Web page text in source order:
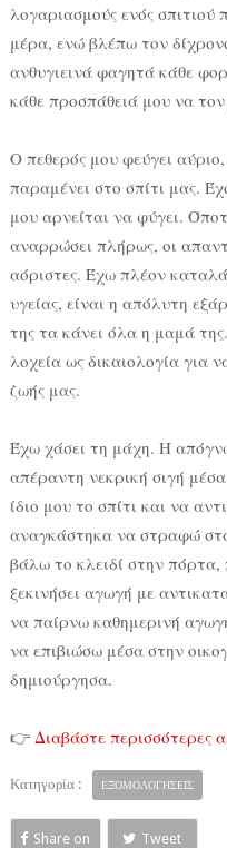
λογαριασμούς ενός
μέρα, ενώ βλέπω τον
ανθυγιεινά φαγητά κάθε
κάθε προσπάθειά μου να
Ο πεθερός μου φεύγει
παραμένει στο σπίτι μας.
μου αρνείται να φύγει.
αναρρώσει πλήρως, οι
αόριστες. Έχω πλέον
υγείας, είναι η απόλυτη
της τα κάνει όλα η μαμά
λοχεία ως δικαιολογία για
ζωής μας.
Έχω χάσει τη μάχη. Η
απέραντη νεκρική σιγή
ίδιο μου το σπίτι και να
αναγκάστηκα να στραφώ
βάλω το κλειδί στην
ξεκινήσει αγωγή με
να παίρνω καθημερινή
να επιβιώσω μέσα στην
δημιούργησα.
👉 Διαβάστε περισσότερες
Κατηγορία : ΕΞΟΜΟΛΟΓΗΣΕΙΣ
Share on
Tweet